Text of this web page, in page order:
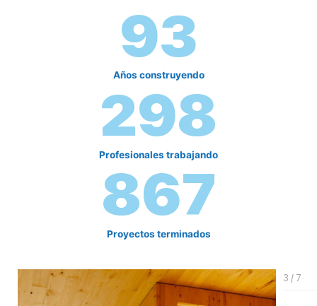
93
Años construyendo
298
Profesionales trabajando
867
Proyectos terminados
3 / 7